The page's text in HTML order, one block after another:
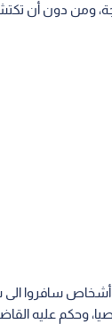
ومن دون أن
سافروا الى
وحكم عليه